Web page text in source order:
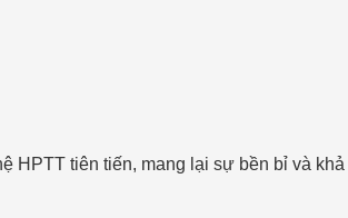
HPTT tiên tiến, mang lại sự bền bỉ và khả